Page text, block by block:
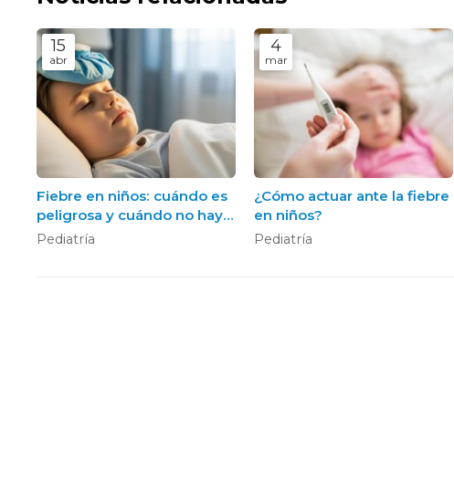
15
abr
Fiebre en niños: cuándo es
peligrosa y cuándo no hay
que alarmarse
Pediatría
4
mar
¿Cómo actuar ante la fiebre
en niños?
Pediatría